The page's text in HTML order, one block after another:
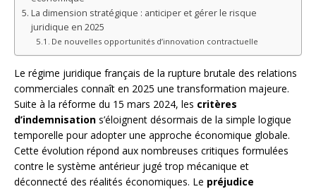
La dimension stratégique : anticiper et gérer le risque
juridique en 2025
De nouvelles opportunités d’innovation contractuelle
Le régime juridique français de la rupture brutale des relations
commerciales connaît en 2025 une transformation majeure.
Suite à la réforme du 15 mars 2024, les critères
d’indemnisation s’éloignent désormais de la simple logique
temporelle pour adopter une approche économique globale.
Cette évolution répond aux nombreuses critiques formulées
contre le système antérieur jugé trop mécanique et
déconnecté des réalités économiques. Le préjudice